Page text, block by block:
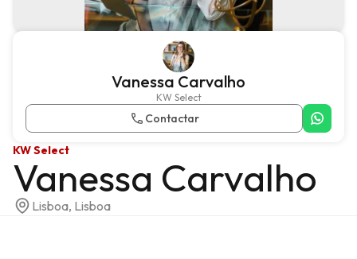
Vanessa Carvalho
KW Select
Contactar
KW Select
Vanessa Carvalho
Lisboa, Lisboa